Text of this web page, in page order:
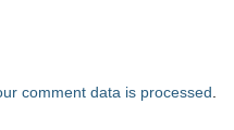
comment data is processed